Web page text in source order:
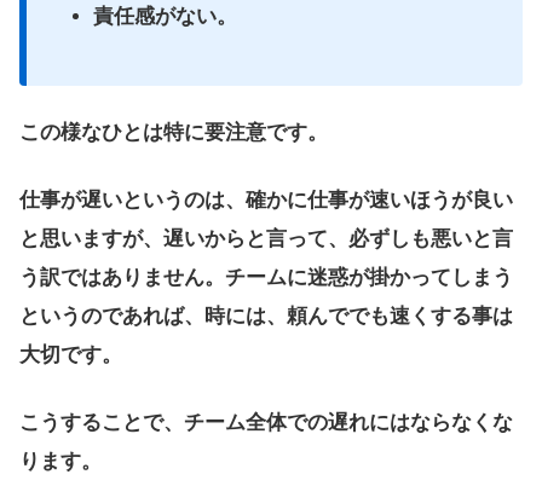
責任感がない。
この様なひとは特に要注意です。
仕事が遅いというのは、確かに仕事が速いほうが良い
と思いますが、遅いからと言って、必ずしも悪いと言
う訳ではありません。チームに迷惑が掛かってしまう
というのであれば、時には、頼んででも速くする事は
大切です。
こうすることで、チーム全体での遅れにはならなくな
ります。